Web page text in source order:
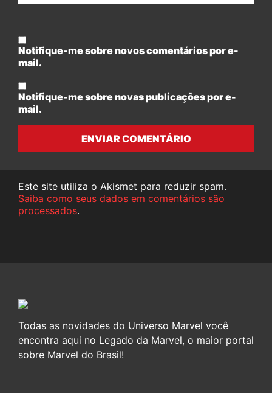
Notifique-me sobre novos comentários por e-
mail.
Notifique-me sobre novas publicações por e-
mail.
ENVIAR COMENTÁRIO
Este site utiliza o Akismet para reduzir spam.
Saiba como seus dados em comentários são
processados.
Todas as novidades do Universo Marvel você
encontra aqui no Legado da Marvel, o maior portal
sobre Marvel do Brasil!